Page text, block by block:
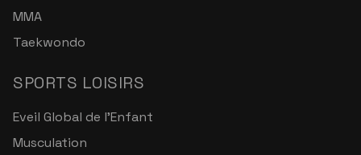
MMA
Taekwondo
SPORTS LOISIRS
Eveil Global de l'Enfant
Musculation